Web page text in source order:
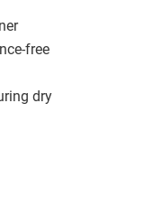
free
dry